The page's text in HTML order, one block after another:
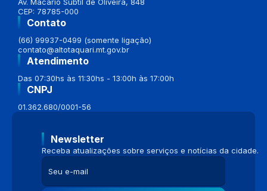
Av. Macario Subtil de Oliveira, 848
CEP: 78785-000
Contato
(66) 99937-0499 (somente ligação)
contato@altotaquari.mt.gov.br
Atendimento
Das 07:30hs às 11:30hs - 13:00h às 17:00h
CNPJ
01.362.680/0001-56
Newsletter
Receba atualizações sobre serviços e notícias da cidade.